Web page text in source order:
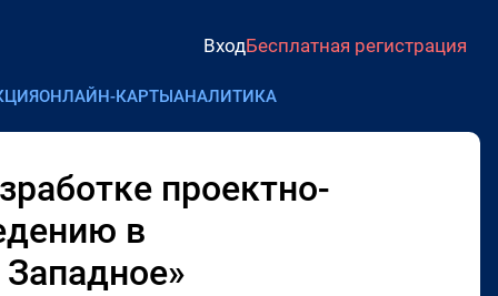
ВходБесплатная регистрация
ОНЛАЙН-КАРТЫАНАЛИТИКА
проектно-
в